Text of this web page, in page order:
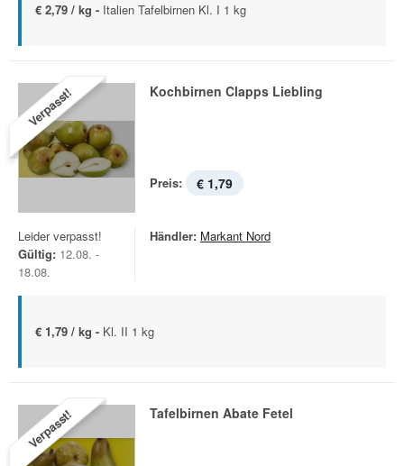
€ 2,79 / kg - Italien Tafelbirnen Kl. I 1 kg
Verpasst! Kochbirnen Clapps Liebling
Preis: € 1,79
Leider verpasst!
Gültig: 12.08. -
18.08.
Händler: Markant Nord
€ 1,79 / kg - Kl. II 1 kg
Verpasst! Tafelbirnen Abate Fetel